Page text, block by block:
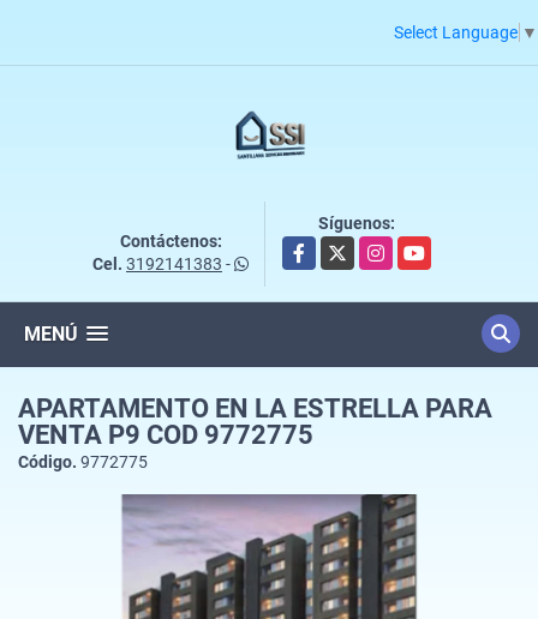
Select Language ▼
Contáctenos:
Cel. 3192141383 -
Síguenos:
Facebook
X InstagramYouTube
MENÚ
APARTAMENTO EN LA ESTRELLA PARA
VENTA P9 COD 9772775
Código. 9772775